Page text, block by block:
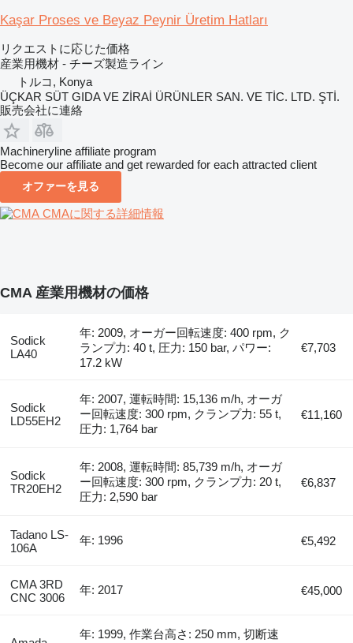
Kaşar Proses ve Beyaz Peynir Üretim Hatları
リクエストに応じた価格
産業用機材 - チーズ製造ライン
トルコ, Konya
ÜÇKAR SÜT GIDA VE ZİRAİ ÜRÜNLER SAN. VE TİC. LTD. ŞTİ.
販売会社に連絡
Machineryline affiliate program
Become our affiliate and get rewarded for each attracted client
オファーを見る
CMAに関する詳細情報
CMA 産業用機材の価格
Sodick
LA40
年: 2009, オーガー回転速度: 400 rpm, ク
ランプ力: 40 t, 圧力: 150 bar, パワー:
17.2 kW
€7,703
Sodick
LD55EH2
年: 2007, 運転時間: 15,136 m/h, オーガ
ー回転速度: 300 rpm, クランプ力: 55 t,
圧力: 1,764 bar
€11,160
Sodick
TR20EH2
年: 2008, 運転時間: 85,739 m/h, オーガ
ー回転速度: 300 rpm, クランプ力: 20 t,
圧力: 2,590 bar
€6,837
Tadano LS-
106A
年: 1996 €5,492
CMA 3RD
CNC 3006
年: 2017 €45,000
年: 1999, 作業台高さ: 250 mm, 切断速